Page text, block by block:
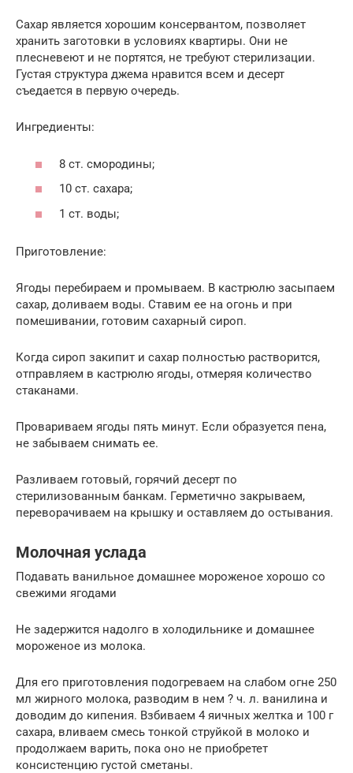
Сахар является хорошим консервантом, позволяет
хранить заготовки в условиях квартиры. Они не
плесневеют и не портятся, не требуют стерилизации.
Густая структура джема нравится всем и десерт
съедается в первую очередь.
Ингредиенты:
8 ст. смородины;
10 ст. сахара;
1 ст. воды;
Приготовление:
Ягоды перебираем и промываем. В кастрюлю засыпаем
сахар, доливаем воды. Ставим ее на огонь и при
помешивании, готовим сахарный сироп.
Когда сироп закипит и сахар полностью растворится,
отправляем в кастрюлю ягоды, отмеряя количество
стаканами.
Провариваем ягоды пять минут. Если образуется пена,
не забываем снимать ее.
Разливаем готовый, горячий десерт по
стерилизованным банкам. Герметично закрываем,
переворачиваем на крышку и оставляем до остывания.
Молочная услада
Подавать ванильное домашнее мороженое хорошо со
свежими ягодами
Не задержится надолго в холодильнике и домашнее
мороженое из молока.
Для его приготовления подогреваем на слабом огне 250
мл жирного молока, разводим в нем ? ч. л. ванилина и
доводим до кипения. Взбиваем 4 яичных желтка и 100 г
сахара, вливаем смесь тонкой струйкой в молоко и
продолжаем варить, пока оно не приобретет
консистенцию густой сметаны.